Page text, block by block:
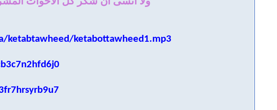
ketabottawheed1.mp3